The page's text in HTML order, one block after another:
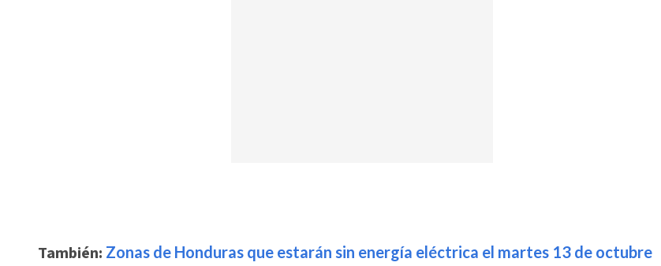
También: Zonas de Honduras que estarán sin energía eléctrica el martes 13 de octubre